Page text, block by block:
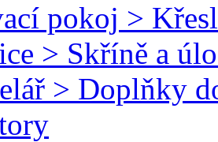
pokoj >
> Skříně a
> Doplňky